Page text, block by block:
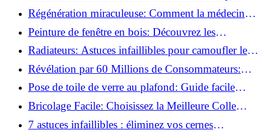
dès 6,70 €!
Régénération miraculeuse: Comment la médecine
régénérative peut restaurer votre confiance!
Peinture de fenêtre en bois: Découvrez les
techniques infaillibles pour un résultat parfait!
Radiateurs: Astuces infaillibles pour camoufler les
tuyaux apparents!
Révélation par 60 Millions de Consommateurs:
Découvrez le sérum anti-rides numéro un!
Pose de toile de verre au plafond: Guide facile
pour débutants!
Bricolage Facile: Choisissez la Meilleure Colle
pour Chaque Matériau!
7 astuces infaillibles : éliminez vos cernes